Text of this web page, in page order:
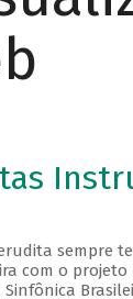
sempre
com o projeto